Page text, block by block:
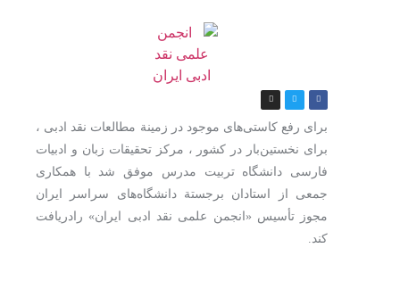
برای رفع كاستی‌های موجود در زمینة مطالعات نقد ادبی ،
برای نخستین‌بار در كشور ، مركز تحقیقات زبان و ادبیات
فارسی دانشگاه تربیت مدرس موفق شد با همكاری
جمعی از استادان برجستة دانشگاه‌های سراسر ایران
مجوز تأسیس «انجمن علمی نقد ادبی ایران» رادریافت
كند.